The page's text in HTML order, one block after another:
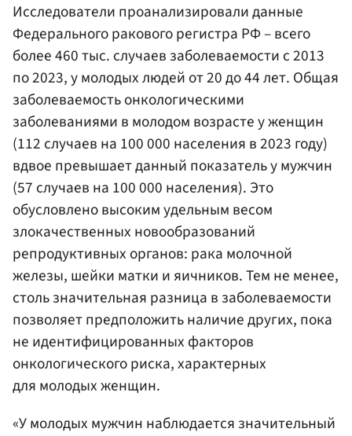
Исследователи проанализировали данные
Федерального ракового регистра РФ – всего
более 460 тыс. случаев заболеваемости с 2013
по 2023, у молодых людей от 20 до 44 лет. Общая
заболеваемость онкологическими
заболеваниями в молодом возрасте у женщин
(112 случаев на 100 000 населения в 2023 году)
вдвое превышает данный показатель у мужчин
(57 случаев на 100 000 населения). Это
обусловлено высоким удельным весом
злокачественных новообразований
репродуктивных органов: рака молочной
железы, шейки матки и яичников. Тем не менее,
столь значительная разница в заболеваемости
позволяет предположить наличие других, пока
не идентифицированных факторов
онкологического риска, характерных
для молодых женщин.
«У молодых мужчин наблюдается значительный